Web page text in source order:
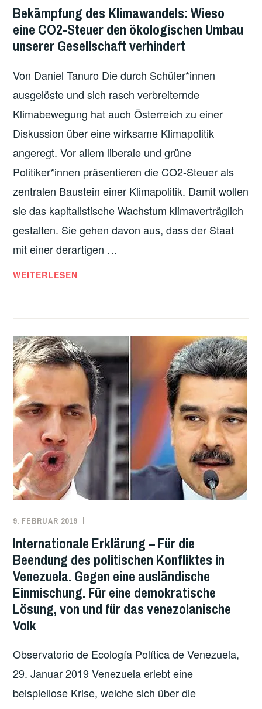
TANURO
KLIMA
ÖKOSOZIALISMUS,
USA
Bekämpfung des Klimawandels: Wieso
eine CO2-Steuer den ökologischen Umbau
unserer Gesellschaft verhindert
Von Daniel Tanuro Die durch Schüler*innen
ausgelöste und sich rasch verbreiternde
Klimabewegung hat auch Österreich zu einer
Diskussion über eine wirksame Klimapolitik
angeregt. Vor allem liberale und grüne
Politiker*innen präsentieren die CO2-Steuer als
zentralen Baustein einer Klimapolitik. Damit wollen
sie das kapitalistische Wachstum klimaverträglich
gestalten. Sie gehen davon aus, dass der Staat
mit einer derartigen …
BEKÄMPFUNG
EINE
CO2-
STEUER
DEN
ÖKOLOGISCHEN
UMBAU
UNSERER
GESELLSCHAFT
VERHINDERT
WEITERLESEN
9. FEBRUAR 2019
LATEINAMERIKA
SÜDAMERIKA,
TRANSNATIONALE
SOLIDARITÄT,
UNCATEGORIZED,
USA ,
Internationale Erklärung – Für die
Beendung des politischen Konfliktes in
Venezuela. Gegen eine ausländische
Einmischung. Für eine demokratische
Lösung, von und für das venezolanische
Volk
Observatorio de Ecología Política de Venezuela,
29. Januar 2019 Venezuela erlebt eine
beispiellose Krise, welche sich über die